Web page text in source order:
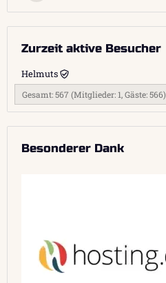
Zurzeit aktive Besucher
Helmuts
Gesamt: 567 (Mitglieder: 1, Gäste: 566)
Besonderer Dank